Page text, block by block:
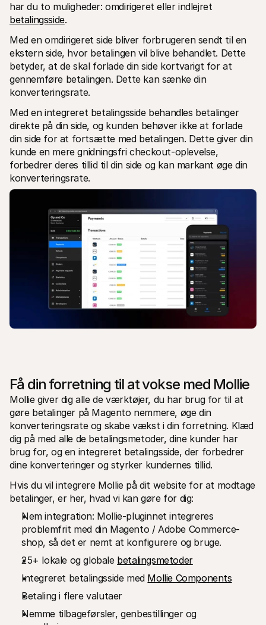
betalingsside.
Med en omdirigeret side bliver forbrugeren sendt til en
ekstern side, hvor betalingen vil blive behandlet. Dette
betyder, at de skal forlade din side kortvarigt for at
gennemføre betalingen. Dette kan sænke din
konverteringsrate.
Med en integreret betalingsside behandles betalinger
direkte på din side, og kunden behøver ikke at forlade
din side for at fortsætte med betalingen. Dette giver din
kunde en mere gnidningsfri checkout-oplevelse,
forbedrer deres tillid til din side og kan markant øge din
konverteringsrate.
Få din forretning til at vokse med Mollie
Mollie giver dig alle de værktøjer, du har brug for til at
gøre betalinger på Magento nemmere, øge din
konverteringsrate og skabe vækst i din forretning. Klæd
dig på med alle de betalingsmetoder, dine kunder har
brug for, og en integreret betalingsside, der forbedrer
dine konverteringer og styrker kundernes tillid.
Hvis du vil integrere Mollie på dit website for at modtage
betalinger, er her, hvad vi kan gøre for dig:
Nem integration: Mollie-pluginnet integreres
problemfrit med din Magento / Adobe Commerce-
shop, så det er nemt at konfigurere og bruge.
25+ lokale og globale betalingsmetoder
Integreret betalingsside med Mollie Components
Betaling i flere valutaer
Nemme tilbageførsler, genbestillinger og